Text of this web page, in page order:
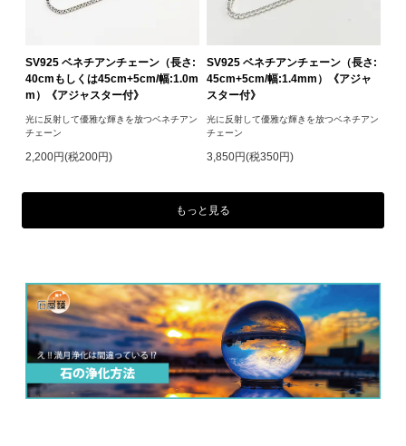
SV925 ベネチアンチェーン（長さ:
40cmもしくは45cm+5cm/幅:1.0m
m）《アジャスター付》
光に反射して優雅な輝きを放つベネチアン
チェーン
2,200円(税200円)
SV925 ベネチアンチェーン（長さ:
45cm+5cm/幅:1.4mm）《アジャ
スター付》
光に反射して優雅な輝きを放つベネチアン
チェーン
3,850円(税350円)
もっと見る